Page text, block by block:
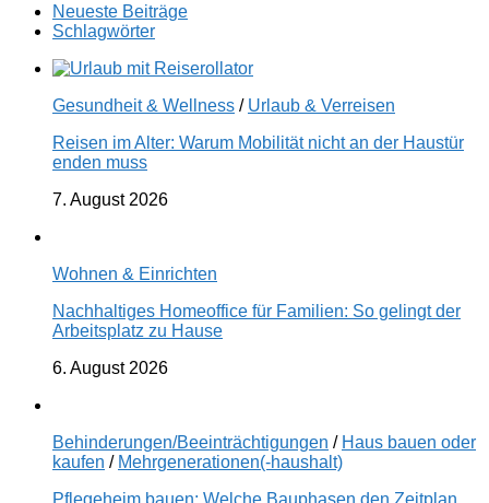
Neueste Beiträge
Schlagwörter
Gesundheit & Wellness / Urlaub & Verreisen
Reisen im Alter: Warum Mobilität nicht an der Haustür
enden muss
7. August 2026
Wohnen & Einrichten
Nachhaltiges Homeoffice für Familien: So gelingt der
Arbeitsplatz zu Hause
6. August 2026
Behinderungen/Beeinträchtigungen / Haus bauen oder
kaufen / Mehrgenerationen(-haushalt)
Pflegeheim bauen: Welche Bauphasen den Zeitplan